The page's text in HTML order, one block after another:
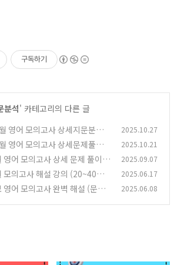
구독하기
분석' 카테고리의 다른 글
영어 모의고사 상세지문분석
2025.10.27
영어 모의고사 상세문제풀이 2025.10.21
어 모의고사 상세 문제 풀이 2025.09.07
의고사 해설 강의 (20~40번) 2025.06.17
어 모의고사 완벽 해설 (문제,
2025.06.08